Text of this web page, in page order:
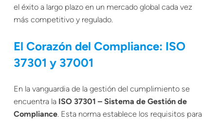
el éxito a largo plazo en un mercado global cada vez
más competitivo y regulado.
El Corazón del Compliance: ISO
37301 y 37001
En la vanguardia de la gestión del cumplimiento se
encuentra la ISO 37301 – Sistema de Gestión de
Compliance. Esta norma establece los requisitos para